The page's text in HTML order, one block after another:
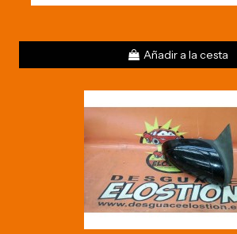
Añadir a la cesta